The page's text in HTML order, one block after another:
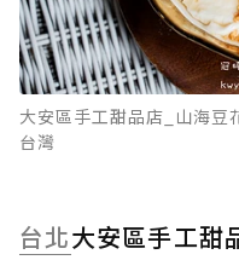
大安區手工甜品店_山海豆
台灣
台北大安區手工甜